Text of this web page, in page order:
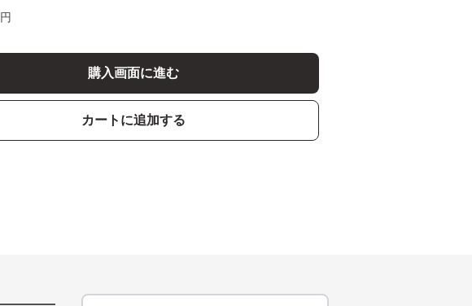
円
購入画面に進む
カートに追加する